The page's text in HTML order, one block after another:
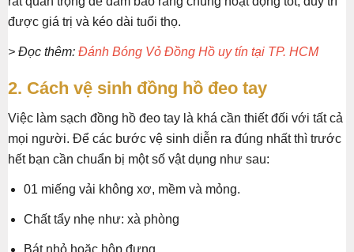
được giá trị và kéo dài tuổi thọ.
> Đọc thêm: Đánh Bóng Vỏ Đồng Hồ uy tín tại TP. HCM
2. Cách vệ sinh đồng hồ đeo tay
Việc làm sạch đồng hồ đeo tay là khá cần thiết đối với tất cả
mọi người. Để các bước vệ sinh diễn ra đúng nhất thì trước
hết bạn cần chuẩn bị một số vật dụng như sau:
01 miếng vải không xơ, mềm và mỏng.
Chất tẩy nhẹ như: xà phòng